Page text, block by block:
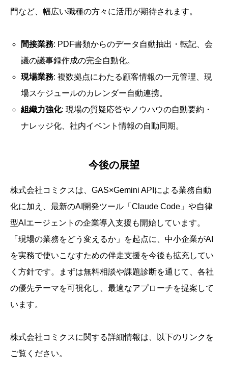
門など、幅広い職種の方々に活用が期待されます。
間接業務: PDF書類からのデータ自動抽出・転記、会
議の議事録作成の完全自動化。
現場業務: 複数拠点にわたる顧客情報の一元管理、現
場スケジュールのカレンダー自動連携。
組織力強化: 現場の質疑応答やノウハウの自動要約・
ナレッジ化、社内イベント情報の自動同期。
今後の展望
株式会社コミクスは、GAS×Gemini APIによる業務自動
化に加え、最新のAI開発ツール「Claude Code」や自律
型AIエージェントの企業導入支援も開始しています。
「現場の業務をどう変えるか」を起点に、中小企業がAI
を実務で使いこなすための伴走支援を今後も拡充してい
く方針です。まずは無料相談や課題診断を通じて、各社
の優先テーマを可視化し、最適なアプローチを提案して
います。
株式会社コミクスに関する詳細情報は、以下のリンクを
ご覧ください。